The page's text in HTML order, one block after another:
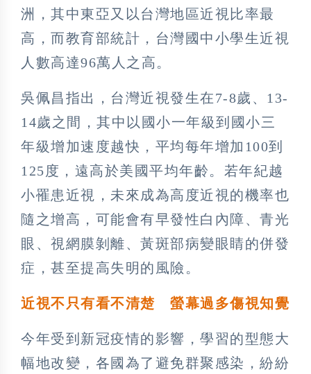
洲，其中東亞又以台灣地區近視比率最
高，而教育部統計，台灣國中小學生近視
人數高達96萬人之高。
吳佩昌指出，台灣近視發生在7-8歲、13-
14歲之間，其中以國小一年級到國小三
年級增加速度越快，平均每年增加100到
125度，遠高於美國平均年齡。若年紀越
小罹患近視，未來成為高度近視的機率也
隨之增高，可能會有早發性白內障、青光
眼、視網膜剝離、黃斑部病變眼睛的併發
症，甚至提高失明的風險。
近視不只有看不清楚 螢幕過多傷視知覺
今年受到新冠疫情的影響，學習的型態大
幅地改變，各國為了避免群聚感染，紛紛